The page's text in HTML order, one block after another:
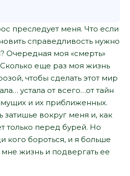
преследует меня. Что если
справедливость нужно
Очередная моя «смерть»
еще раз моя жизнь
чтобы сделать этот мир
устала от всего…от тайн
и их приближенных.
затишье вокруг меня и, как
только перед бурей. Но
кого бороться, и я больше
жизнь и подвергать ее